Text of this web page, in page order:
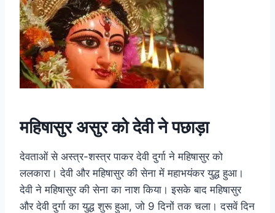
महिषासुर असुर को देवी ने पछाड़ा
देवताओं से अस्त्र-शस्त्र पाकर देवी दुर्गा ने महिषासुर को
ललकारा। देवी और महिषासुर की सेना में महाभयंकर युद्ध हुआ।
देवी ने महिषासुर की सेना का नाश किया। इसके बाद महिषासुर
और देवी दुर्गा का युद्ध शुरू हुआ, जो 9 दिनों तक चला। दसवें दिन